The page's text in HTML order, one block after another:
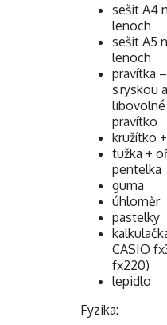
sešit A4
lenoch
sešit A5
lenoch
pravítka
s ryskou
pravítko
kružítko
tužka +
pentelka
guma
úhloměr
pastelky
CASIO
fx220)
lepidlo
Fyzika: